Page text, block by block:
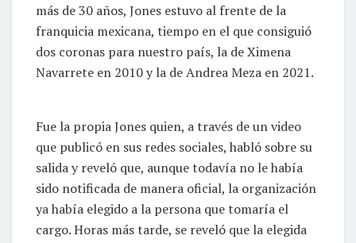
más de 30 años, Jones estuvo al frente de la
franquicia mexicana, tiempo en el que consiguió
dos coronas para nuestro país, la de Ximena
Navarrete en 2010 y la de Andrea Meza en 2021.
Fue la propia Jones quien, a través de un video
que publicó en sus redes sociales, habló sobre su
salida y reveló que, aunque todavía no le había
sido notificada de manera oficial, la organización
ya había elegido a la persona que tomaría el
cargo. Horas más tarde, se reveló que la elegida